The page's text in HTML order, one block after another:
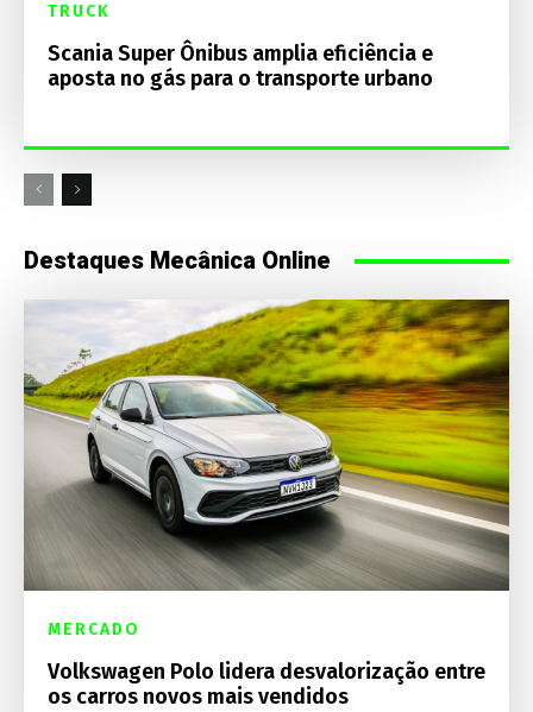
TRUCK
Scania Super Ônibus amplia eficiência e
aposta no gás para o transporte urbano
Destaques Mecânica Online
MERCADO
Volkswagen Polo lidera desvalorização entre
os carros novos mais vendidos